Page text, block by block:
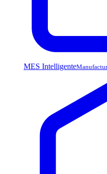
MES Intelligente